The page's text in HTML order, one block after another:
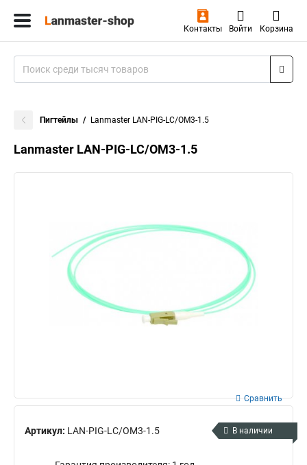
Контакты Войти Корзина
Пигтейлы Lanmaster LAN-PIG-LC/OM3-1.5
Lanmaster LAN-PIG-LC/OM3-1.5
Артикул: LAN-PIG-LC/OM3-1.5
Сравнить
В наличии